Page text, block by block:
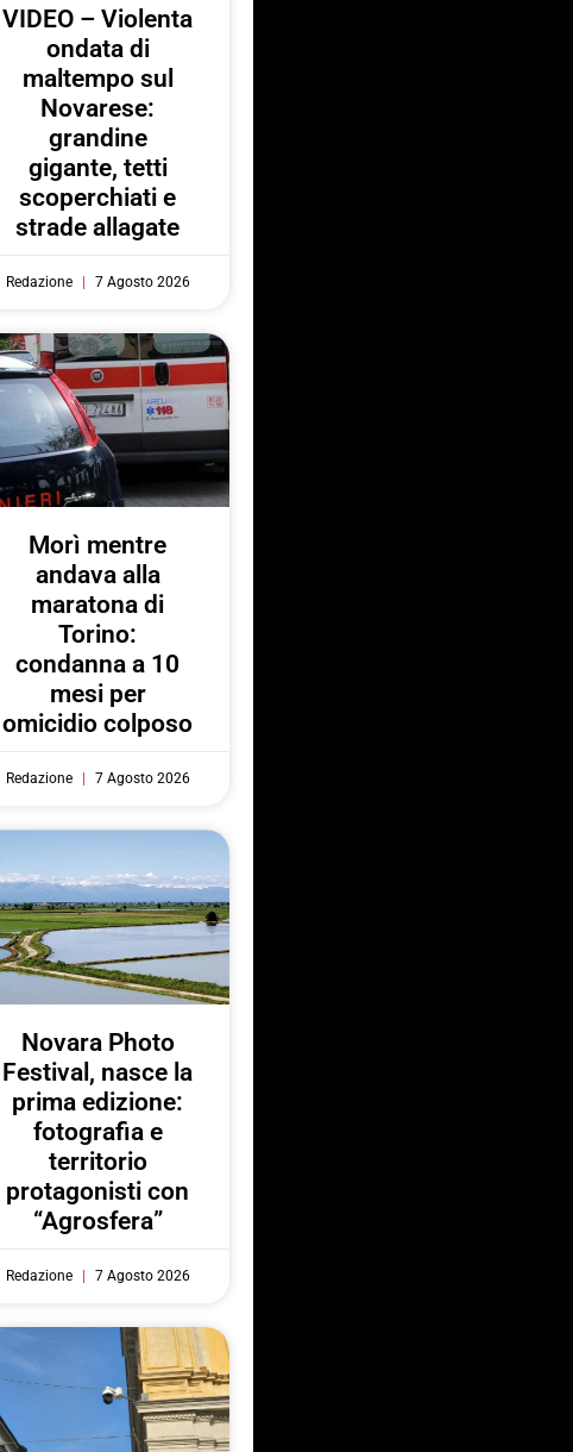
VIDEO – Violenta
ondata di
maltempo sul
Novarese:
grandine
gigante, tetti
scoperchiati e
strade allagate
Redazione 7 Agosto 2026
Morì mentre
andava alla
maratona di
Torino:
condanna a 10
mesi per
omicidio colposo
Redazione 7 Agosto 2026
Novara Photo
Festival, nasce la
prima edizione:
fotografia e
territorio
protagonisti con
“Agrosfera”
Redazione 7 Agosto 2026